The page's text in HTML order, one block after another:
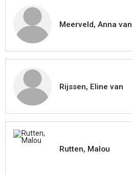
Meerveld, Anna van
Rijssen, Eline van
Rutten, Malou